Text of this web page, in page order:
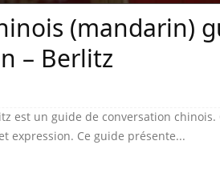
(mandarin)
– Berlitz
est un guide de conversation chinois.
expression. Ce guide présente...